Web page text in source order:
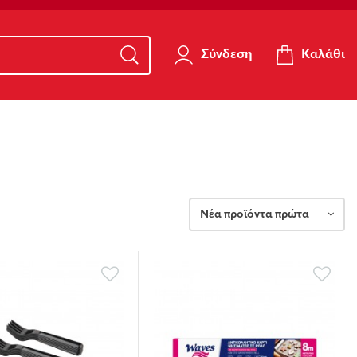
Σύνδεση Καλάθι
Νέα προϊόντα πρώτα